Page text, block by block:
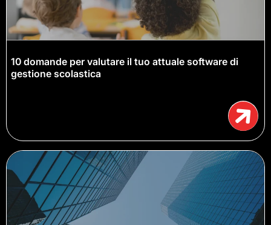
10 domande per valutare il tuo attuale software di
gestione scolastica